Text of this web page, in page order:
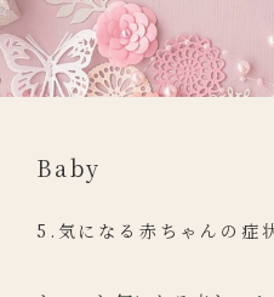
Baby
5.気になる赤ちゃんの症